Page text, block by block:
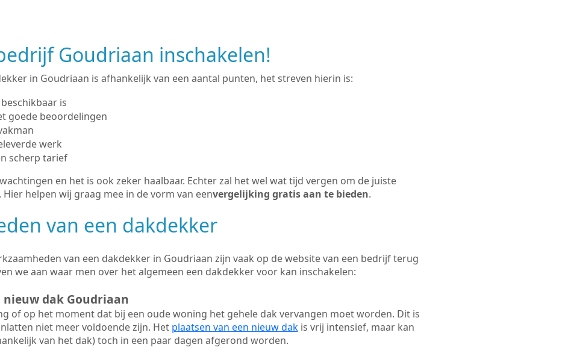
Goudriaan inschakelen!
in Goudriaan is afhankelijk van een aantal punten, het streven hierin is:
is
goede beoordelingen
werk
scherp tarief
en het is ook zeker haalbaar. Echter zal het wel wat tijd vergen om de juiste
. Hier helpen wij graag mee in de vorm van eenvergelijking gratis aan te bieden.
van een dakdekker
van een dakdekker in Goudriaan zijn vaak op de website van een bedrijf terug
we aan waar men over het algemeen een dakdekker voor kan inschakelen:
nieuw dak Goudriaan
of op het moment dat bij een oude woning het gehele dak vervangen moet worden. Dit is
niet meer voldoende zijn. Het plaatsen van een nieuw dakis vrij intensief, maar kan
van het dak) toch in een paar dagen afgerond worden.